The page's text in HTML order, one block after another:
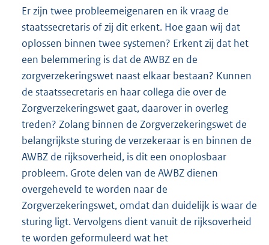
Er zijn twee probleemeigenaren en ik vraag de
staatssecretaris of zij dit erkent. Hoe gaan wij dat
oplossen binnen twee systemen? Erkent zij dat het
een belemmering is dat de AWBZ en de
zorgverzekeringswet naast elkaar bestaan? Kunnen
de staatssecretaris en haar collega die over de
Zorgverzekeringswet gaat, daarover in overleg
treden? Zolang binnen de Zorgverzekeringswet de
belangrijkste sturing de verzekeraar is en binnen de
AWBZ de rijksoverheid, is dit een onoplosbaar
probleem. Grote delen van de AWBZ dienen
overgeheveld te worden naar de
Zorgverzekeringswet, omdat dan duidelijk is waar de
sturing ligt. Vervolgens dient vanuit de rijksoverheid
te worden geformuleerd wat het